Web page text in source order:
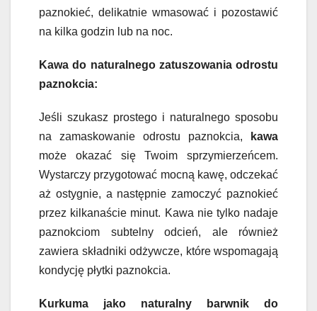
paznokieć, delikatnie wmasować i pozostawić
na kilka godzin lub na noc.
Kawa do naturalnego zatuszowania odrostu
paznokcia:
Jeśli szukasz prostego i naturalnego sposobu
na zamaskowanie odrostu paznokcia,
kawa
może okazać się Twoim sprzymierzeńcem.
Wystarczy przygotować mocną kawę, odczekać
aż ostygnie, a następnie zamoczyć paznokieć
przez kilkanaście minut. Kawa nie tylko nadaje
paznokciom subtelny odcień, ale również
zawiera składniki odżywcze, które wspomagają
kondycję płytki paznokcia.
Kurkuma jako naturalny barwnik do